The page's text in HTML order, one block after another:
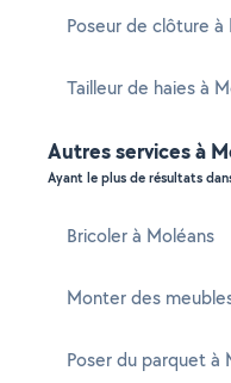
Poseur de clôture à
Tailleur de haies à
Autres services à
Ayant le plus de résultats
Bricoler à Moléans
Monter des
Poser du parquet à